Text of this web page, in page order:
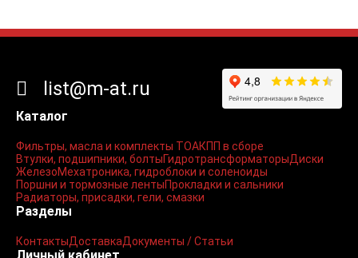
Каталог
Фильтры, масла и комплекты ТОАКПП в сборе
Втулки, подшипники, болтыГидротрансформаторыДиски
ЖелезоМехатроника, гидроблоки и соленоиды
Поршни и тормозные лентыПрокладки и сальники
Радиаторы, присадки, гели, смазки
Разделы
КонтактыДоставкаДокументы / Статьи
list@m-at.ru